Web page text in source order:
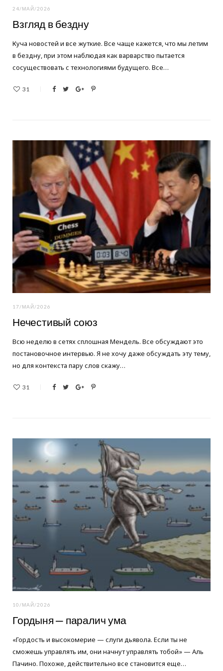
24/МАЙ/2026
Взгляд в бездну
Куча новостей и все жуткие. Все чаще кажется, что мы летим
в бездну, при этом наблюдая как варварство пытается
сосуществовать с технологиями будущего. Все…
31
17/МАЙ/2026
Нечестивый союз
Всю неделю в сетях сплошная Мендель. Все обсуждают это
постановочное интервью. Я не хочу даже обсуждать эту тему,
но для контекста пару слов скажу…
31
10/МАЙ/2026
Гордыня — паралич ума
«Гордость и высокомерие — слуги дьявола. Если ты не
сможешь управлять им, они начнут управлять тобой» — Аль
Пачино. Похоже, действительно все становится еще…